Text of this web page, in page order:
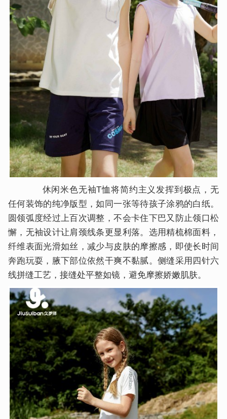
休闲米色无袖T恤将简约主义发挥到极点，无
任何装饰的纯净版型，如同一张等待孩子涂鸦的白纸。
圆领弧度经过上百次调整，不会卡住下巴又防止领口松
懈，无袖设计让肩颈线条更显利落。选用精梳棉面料，
纤维表面光滑如丝，减少与皮肤的摩擦感，即使长时间
奔跑玩耍，腋下部位依然干爽不黏腻。侧缝采用四针六
线拼缝工艺，接缝处平整如镜，避免摩擦娇嫩肌肤。